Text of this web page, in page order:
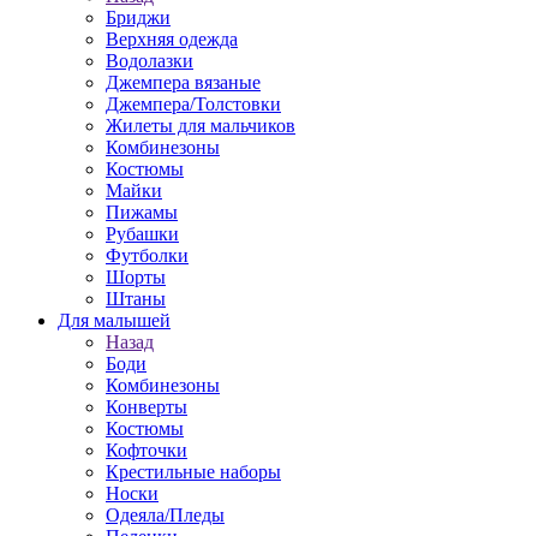
Бриджи
Верхняя одежда
Водолазки
Джемпера вязаные
Джемпера/Толстовки
Жилеты для мальчиков
Комбинезоны
Костюмы
Майки
Пижамы
Рубашки
Футболки
Шорты
Штаны
Для малышей
Назад
Боди
Комбинезоны
Конверты
Костюмы
Кофточки
Крестильные наборы
Носки
Одеяла/Пледы